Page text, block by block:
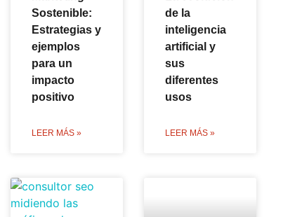
Sostenible:
Estrategias y
ejemplos
para un
impacto
positivo
LEER MÁS »
de la
inteligencia
artificial y
sus
diferentes
usos
LEER MÁS »